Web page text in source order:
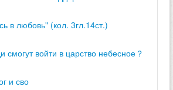
в любовь" (кол. 3гл.14ст.)
смогут войти в царство небесное？
и сво